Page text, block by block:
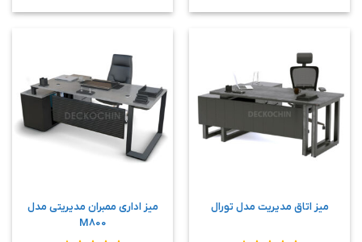
میز اتاق مدیریت مدل تورال
میز اداری ممبران مدیریتی مدل
M800